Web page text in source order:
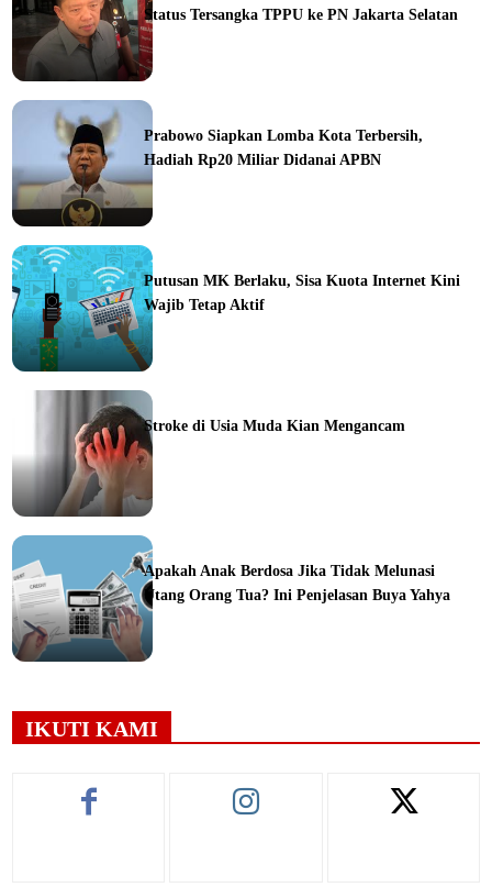
Status Tersangka TPPU ke PN Jakarta Selatan
Prabowo Siapkan Lomba Kota Terbersih,
Hadiah Rp20 Miliar Didanai APBN
Putusan MK Berlaku, Sisa Kuota Internet Kini
Wajib Tetap Aktif
Stroke di Usia Muda Kian Mengancam
Apakah Anak Berdosa Jika Tidak Melunasi
Utang Orang Tua? Ini Penjelasan Buya Yahya
IKUTI KAMI